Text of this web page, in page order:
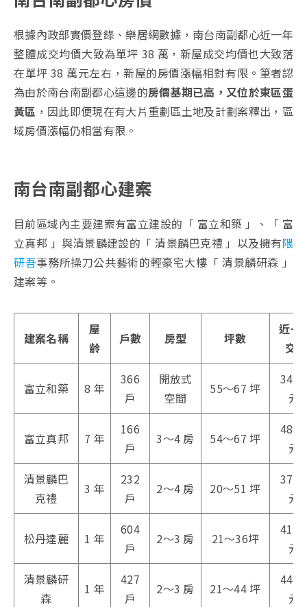
根據內政部實價登錄、樂居網數據，南台南副都心近一年
整體成交均價大致為單坪 38 萬，新屋成交均價也大致落
在單坪 38 萬元左右，新屋的房價漲幅相對有限。筆者認
為由於南台南副都心這邊的房價基期已高，又位於東區蛋
黃區 ，因此即便現在有大片重劃區土地及計劃案釋出，區
域房價漲幅仍相當有限。
南台南副都心建案
目前區域內主要建案有富立建設的「 富立和築 」、「 富
立真邦 」與清景麟建設的「 清景麟巴克禮 」以及擁有隈
研吾事務所操刀公共藝術的輕豪宅大樓「 清景麟研森 」
建案等。
建案名稱
屋
齡
戶數 房型 坪數
近一
交
富立和築 8 年
366
戶
開放式
空間
55～67 坪
元/
富立真邦 7 年
166
戶
3～4 房 54～67 坪
元/
清景麟巴
克禮
3 年
232
戶
2～4 房 20～51 坪
元/
松丹達麗 1 年
604
戶
2～3 房 21～36坪
元/
清景麟研
森
1 年
427
戶
2～3 房 21～44 坪
元/